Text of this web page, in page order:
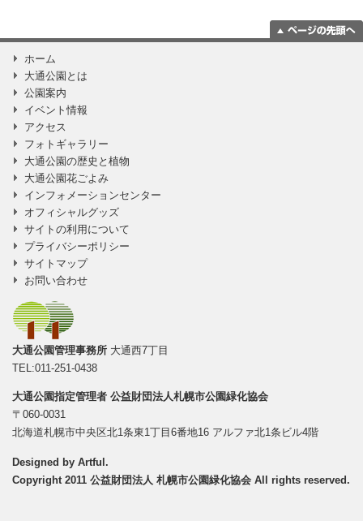
ホーム
大通公園とは
公園案内
イベント情報
アクセス
フォトギャラリー
大通公園の歴史と植物
大通公園花ごよみ
インフォメーションセンター
オフィシャルグッズ
サイトの利用について
プライバシーポリシー
サイトマップ
お問い合わせ
大通公園管理事務所 大通西7丁目
TEL:011-251-0438
大通公園指定管理者 公益財団法人札幌市公園緑化協会
〒060-0031
北海道札幌市中央区北1条東1丁目6番地16 アルファ北1条ビル4階
Designed by Artful.
Copyright 2011 公益財団法人 札幌市公園緑化協会 All rights reserved.